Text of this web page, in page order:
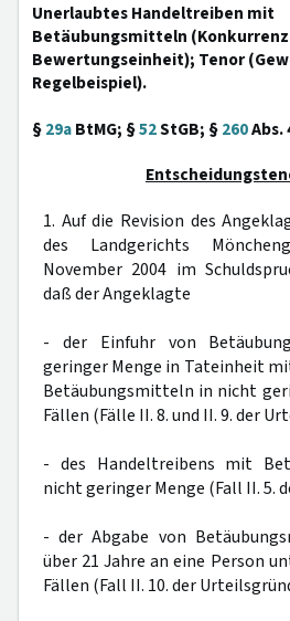
Unerlaubtes Handeltreiben mit
Betäubungsmitteln
Bewertungseinheit); Tenor
Regelbeispiel).
§29aBtMG; §52StGB; §260Abs.
1. Auf die Revision des
des Landgerichts
November 2004 im
daß der Angeklagte
- der Einfuhr von
geringer Menge in Tateinheit
Betäubungsmitteln in nicht
Fällen (Fälle II. 8. und II. 9. der
- des Handeltreibens mit
nicht geringer Menge (Fall II. 5.
- der Abgabe von
über 21 Jahre an eine Person
Fällen (Fall II. 10. der